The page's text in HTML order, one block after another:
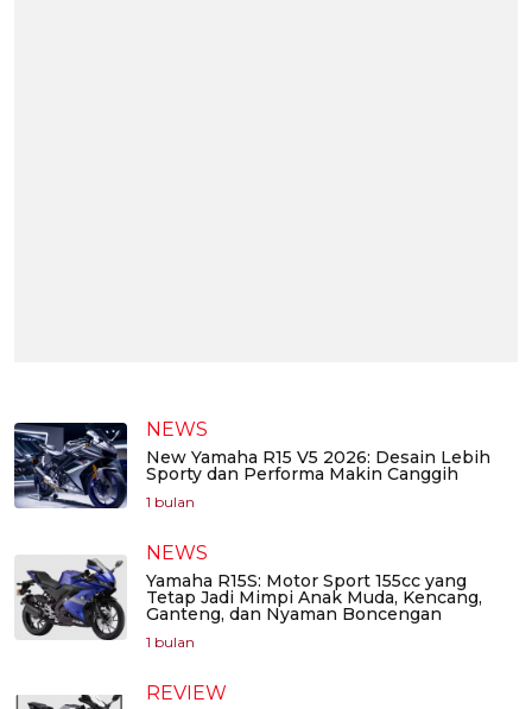
NEWS
New Yamaha R15 V5 2026: Desain Lebih
Sporty dan Performa Makin Canggih
1 bulan
NEWS
Yamaha R15S: Motor Sport 155cc yang
Tetap Jadi Mimpi Anak Muda, Kencang,
Ganteng, dan Nyaman Boncengan
1 bulan
REVIEW